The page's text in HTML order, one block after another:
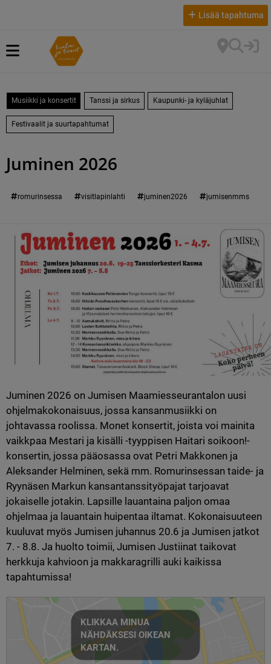
Lisää tapahtuma
Musiikki ja konsertit Tanssi ja sirkus Kaupunki- ja kyläjuhlat
Festivaalit ja suurtapahtumat
Juminen 2026
romurinsessa visitlapinlahti juminen2026 jumisenmms
Juminen 2026 on Jumisen Maamiesseurantalon uusi
ohjelmakokonaisuus, jossa kansanmusiikki on
johtavassa roolissa. Monet konsertit, joista voi mainita
vaikkpaa Mestari ja kisälli -tyyppisen Haitari soikoon!-
konsertin, jossa pääosassa ovat Petri Makkonen ja
Aleksander Helminen, sekä mm. Romurinsessan taide- ja
Ryynäsen Markun kansantanssityöpajat tarjoavat
jokaiselle jotakin. Lapsille lauantaina paljon omaa
ohjelmaa ja lauantain huipentaa iltamat. Kokonaisuuteen
kuuluvat myös Jumisen juhannus 20.6 ja Jumisen jatkot
7. - 8.8. Ja huolto toimii, Jumisen Justiinat taikovat
herkkuja kahvioon ja makkaragrilli auki kaikissa
tapahtumissa!
KLIKKAA MINUA
NÄHDÄKSESI OIKEAN
KARTAN.